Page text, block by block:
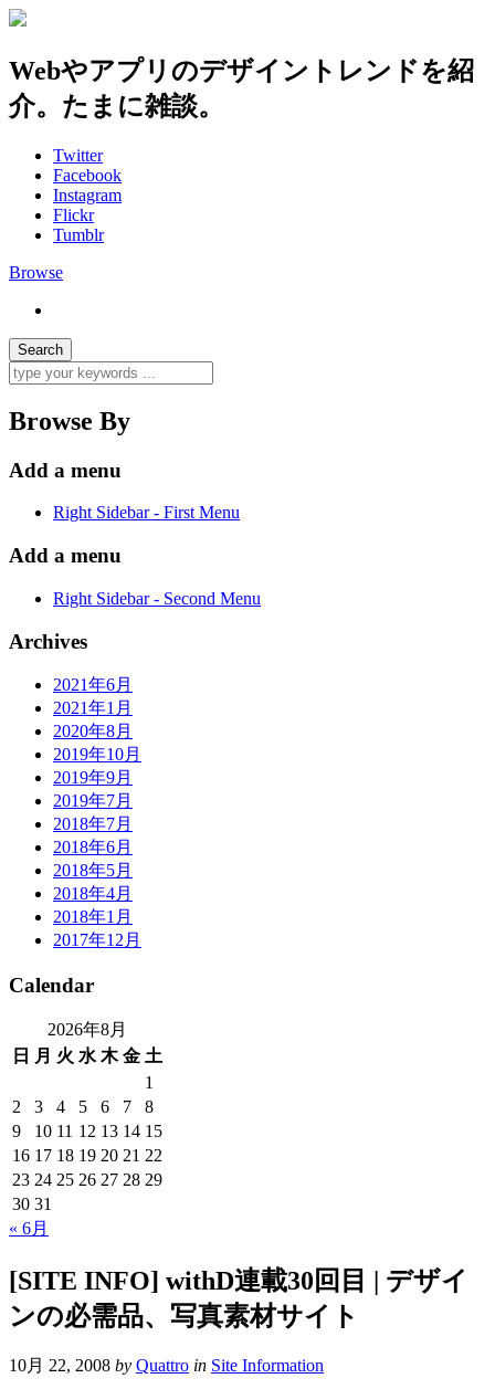
Webやアプリのデザイントレンドを紹
介。たまに雑談。
Twitter
Facebook
Instagram
Flickr
Tumblr
Browse
Browse By
Add a menu
Right Sidebar - First Menu
Add a menu
Right Sidebar - Second Menu
Archives
2021年6月
2021年1月
2020年8月
2019年10月
2019年9月
2019年7月
2018年7月
2018年6月
2018年5月
2018年4月
2018年1月
2017年12月
Calendar
2026年8月
日
月 火 水 木 金 土
1
2
3 4 5 6 7
8
9
10 11 12 13 14 15
16 17 18 19 20 21 22
23 24 25 26 27 28 29
30 31
« 6月
[SITE INFO] withD連載30回目 | デザイ
ンの必需品、写真素材サイト
10月 22, 2008 by Quattro in Site Information